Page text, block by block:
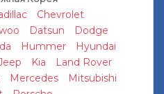
Chevrolet
Datsun
Dodge
Hummer
Hyundai
Kia
Land Rover
Mercedes
Mitsubishi